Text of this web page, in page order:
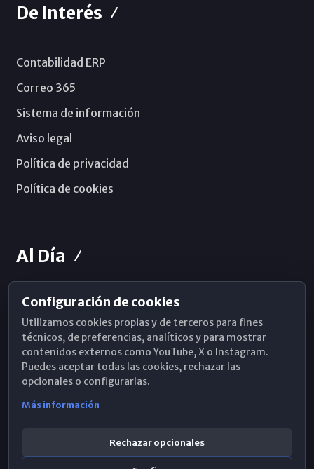
De Interés
Contabilidad ERP
Correo 365
Sistema de información
Aviso legal
Política de privacidad
Política de cookies
Al Día
Horarios de Misa
Hemeroteca
WhatsApp
Configuración de cookies
Utilizamos cookies propias y de terceros para fines
técnicos, de preferencias, analíticos y para mostrar
contenidos externos como YouTube, X o Instagram.
Puedes aceptar todas las cookies, rechazar las
opcionales o configurarlas.
Más información
Rechazar opcionales